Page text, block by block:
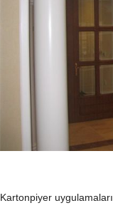
Kartonpiyer uygulamaları